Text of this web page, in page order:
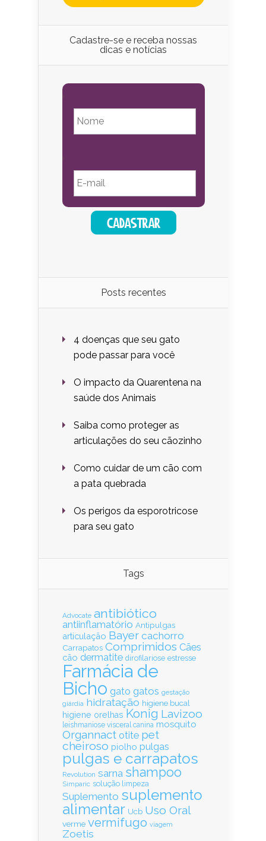
Cadastre-se e receba nossas
dicas e notícias
Posts recentes
4 doenças que seu gato
pode passar para você
O impacto da Quarentena na
saúde dos Animais
Saiba como proteger as
articulações do seu cãozinho
Como cuidar de um cão com
a pata quebrada
Os perigos da esporotricose
para seu gato
Tags
Advocate antibiótico
antiinflamatório Antipulgas
articulação Bayer cachorro
Carrapatos Comprimidos Cães
cão dermatite dirofilariose estresse
Farmácia de
Bicho gato gatos gestação
giárdia hidratação higiene bucal
higiene orelhas Konig Lavizoo
leishmaniose visceral canina mosquito
Organnact otite pet
cheiroso piolho pulgas
pulgas e carrapatos
Revolution sarna shampoo
Simparic solução limpeza
Suplemento suplemento
alimentar Ucb Uso Oral
verme vermifugo viagem
Zoetis